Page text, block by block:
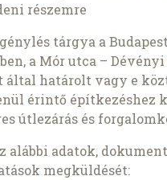
részemre
tárgya a
a Mór utca –
által határolt vagy e
érintő építkezéshez
útlezárás és
alábbi adatok,
megküldését: